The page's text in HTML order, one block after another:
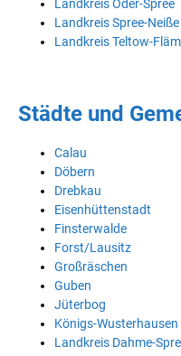
Landkreis Oder-Spree
Landkreis Spree-Neiße
Landkreis Teltow-
Städte und
Calau
Döbern
Drebkau
Eisenhüttenstadt
Finsterwalde
Forst/Lausitz
Großräschen
Guben
Jüterbog
Königs-Wusterhausen
Landkreis Dahme-